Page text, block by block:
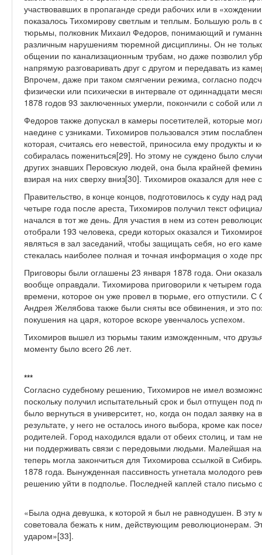
участвовавших в пропаганде среди рабочих или в
показалось Тихомирову светлым и теплым. Большую роль в
тюрьмы, полковник Михаил Федоров, понимающий и
различным нарушениям тюремной дисциплины. Он не
общении по канализационным трубам, но даже позволил
напрямую разговаривать друг с другом и передавать из
Впрочем, даже при таком смягчении режима, согласно
физически или психически в интервале от одиннадцати
1878 годов 93 заключенных умерли, покончили с собой или
Федоров также допускал в камеры посетителей, которые
наедине с узниками. Тихомиров пользовался этим
которая, считаясь его невестой, приносила ему продукты
собиралась пожениться[29]. Но этому не суждено было
других знавших Перовскую людей, она была крайней
взирая на них сверху вниз[30]. Тихомиров оказался для нее
Правительство, в конце концов, подготовилось к суду над
четыре года после ареста, Тихомиров получил текст
начался в тот же день. Для участия в нем из сотен
отобрали 193 человека, среди которых оказался и
являться в зал заседаний, чтобы защищать себя, но его
стекалась наиболее полная и точная информация о ходе
Приговоры были оглашены 23 января 1878 года. Они
вообще оправдали. Тихомирова приговорили к четырем
времени, которое он уже провел в тюрьме, его отпустили.
Андрея Желябова также были сняты все обвинения, и это
покушения на царя, которое вскоре увенчалось успехом.
Тихомиров вышел из тюрьмы таким изможденным, что
моменту было всего 26 лет.
***
Согласно судебному решению, Тихомиров не имел
поскольку получил испытательный срок и был отпущен под
было вернуться в университет, но, когда он подал заявку
результате, у него не осталось иного выбора, кроме как
родителей. Город находился вдали от обеих столиц, и там
ни поддерживать связи с передовыми людьми. Малейшая
теперь могла закончиться для Тихомирова ссылкой в
1878 года. Вынужденная пассивность угнетала молодого
решению уйти в подполье. Последней каплей стало письмо
«Была одна девушка, к которой я был не равнодушен. В эту
советовала бежать к ним, действующим революционерам.
ударом»[33].